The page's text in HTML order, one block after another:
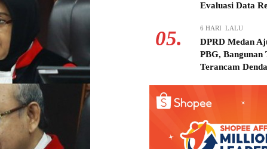
Evaluasi Data
05. 6 HARI LALU
DPRD Medan
PBG, Bangunan
Terancam Denda